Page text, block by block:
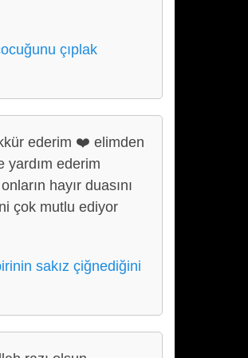
çıplak
ederim ❤️ elimden
yardım ederim
hayır duasını
çok mutlu ediyor
sakız çiğnediğini